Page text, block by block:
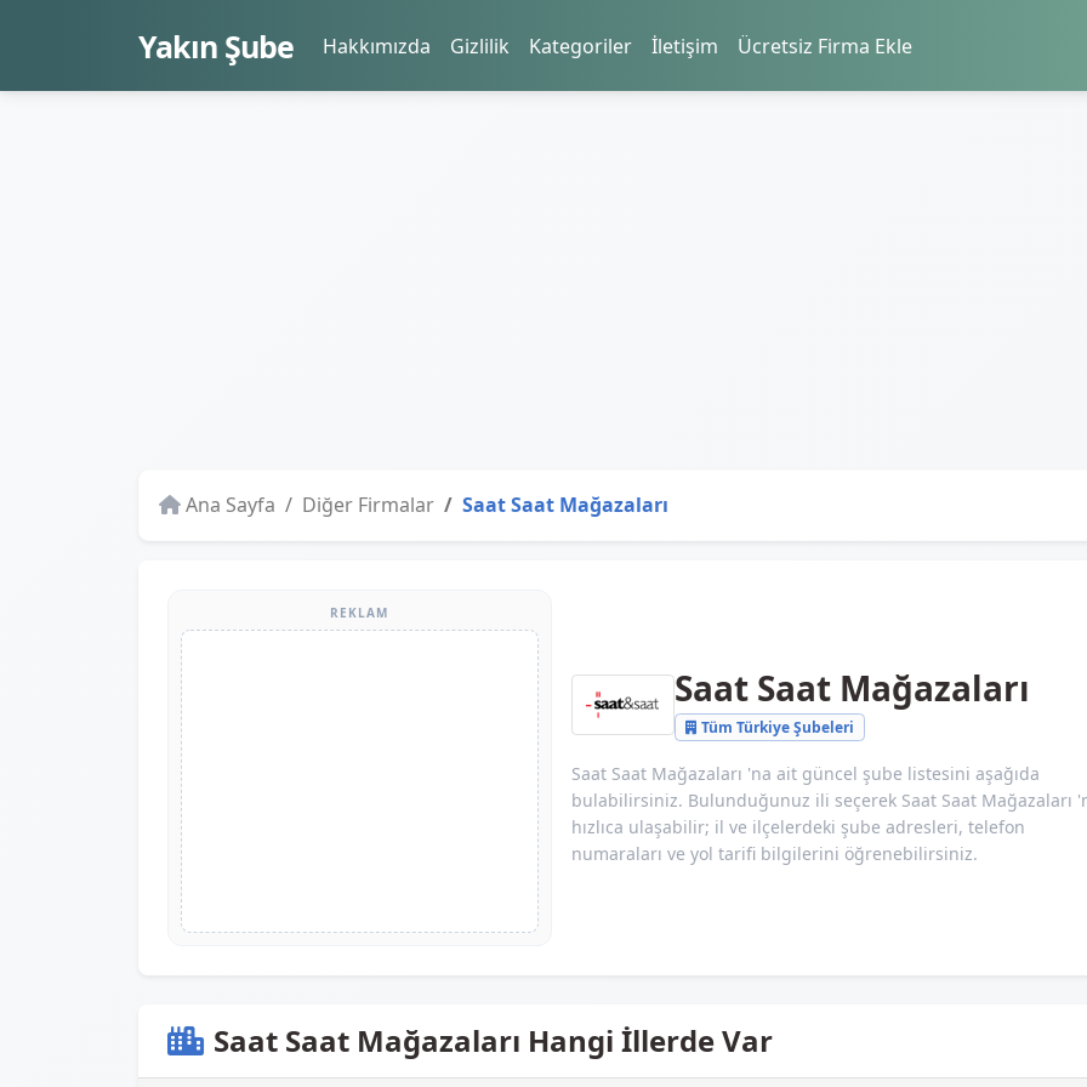
Yakın Şube Hakkımızda Gizlilik Kategoriler İletişim Ücretsiz Firma Ekle
Ana Sayfa Diğer Firmalar Saat Saat Mağazaları
REKLAM
Saat Saat Mağazaları
Tüm Türkiye Şubeleri
Saat Saat Mağazaları 'na ait güncel şube listesini aşağıda
bulabilirsiniz. Bulunduğunuz ili seçerek Saat Saat Mağazaları
hızlıca ulaşabilir; il ve ilçelerdeki şube adresleri, telefon
numaraları ve yol tarifi bilgilerini öğrenebilirsiniz.
Saat Saat Mağazaları Hangi İllerde Var